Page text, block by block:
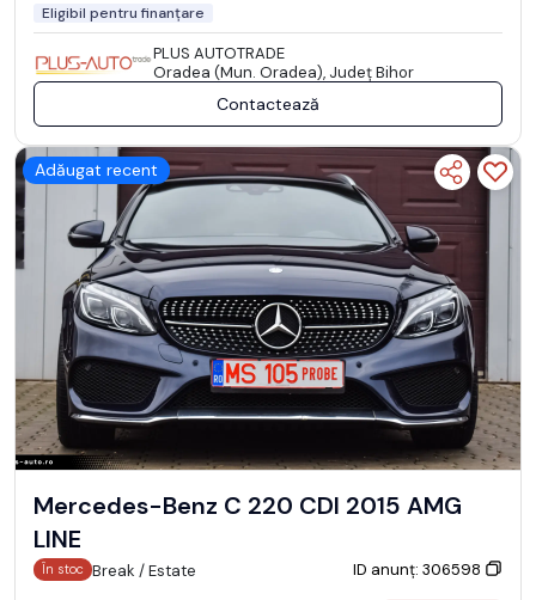
Eligibil pentru finanțare
PLUS AUTOTRADE
Oradea (Mun. Oradea), Județ Bihor
Contactează
Adăugat recent
Mercedes-Benz C 220 CDI 2015 AMG
LINE
În stoc Break / Estate ID anunț: 306598